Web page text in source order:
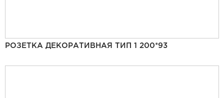
РОЗЕТКА ДЕКОРАТИВНАЯ ТИП 1 200*93